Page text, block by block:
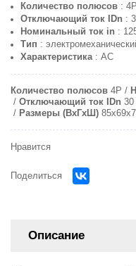
Количество полюсов: 4P
Отключающий ток IDn :
Номинальный ток in :
Тип :
Характеристика: AC
Количество полюсов 4P
Отключающий ток IDn 30
Размеры (ВхГхШ)
Нравится
Поделиться
Описание